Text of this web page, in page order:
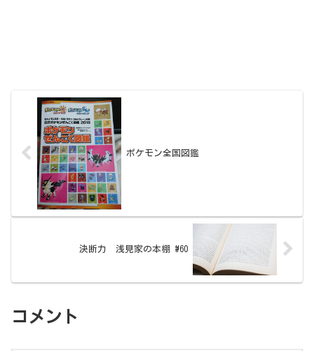
ポケモン全国図鑑
決断力 浅見家の本棚 #60
コメント